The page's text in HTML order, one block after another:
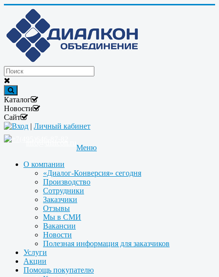
Каталог
Новости
Сайт
Вход | Личный кабинет
Меню
О компании
«Диалог-Конверсия» сегодня
Производство
Сотрудники
Заказчики
Отзывы
Мы в СМИ
Вакансии
Новости
Полезная информация для заказчиков
Услуги
Акции
Помощь покупателю